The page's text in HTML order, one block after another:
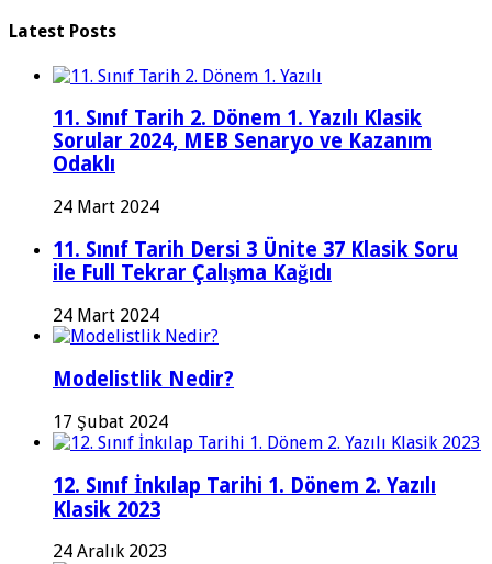
Latest Posts
11. Sınıf Tarih 2. Dönem 1. Yazılı Klasik
Sorular 2024, MEB Senaryo ve Kazanım
Odaklı
24 Mart 2024
11. Sınıf Tarih Dersi 3 Ünite 37 Klasik Soru
ile Full Tekrar Çalışma Kağıdı
24 Mart 2024
Modelistlik Nedir?
17 Şubat 2024
12. Sınıf İnkılap Tarihi 1. Dönem 2. Yazılı
Klasik 2023
24 Aralık 2023